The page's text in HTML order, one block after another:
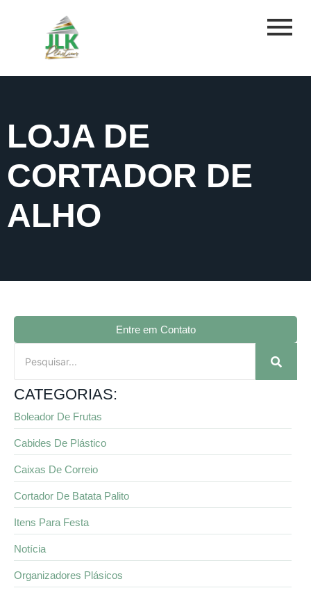
LOJA DE
CORTADOR DE
ALHO
Entre em Contato
CATEGORIAS:
Boleador De Frutas
Cabides De Plástico
Caixas De Correio
Cortador De Batata Palito
Itens Para Festa
Notícia
Organizadores Plásicos